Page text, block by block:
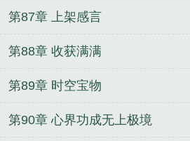
第87章 上架感言
第88章 收获满满
第89章 时空宝物
第90章 心界功成无上极境